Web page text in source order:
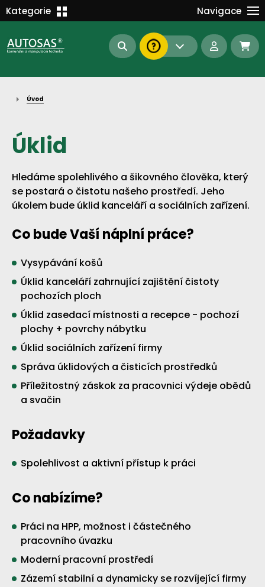
Kategorie
MANIPULAČNÍ TECHNIKA
BAGRY A MANIPULÁTORY
S-BAT ENERGY
náhradní díly
23112
stroje skladem
185 93
Navigace
Kontakt
Úvod
Úklid
Hledáme spolehlivého a šikovného člověka, který
se postará o čistotu našeho prostředí. Jeho
úkolem bude úklid kanceláří a sociálních zařízení.
Co bude Vaší náplní práce?
Vysypávání košů
Úklid kanceláří zahrnující zajištění čistoty
pochozích ploch
Úklid zasedací místnosti a recepce - pochozí
plochy + povrchy nábytku
Úklid sociálních zařízení firmy
Správa úklidových a čisticích prostředků
Příležitostný záskok za pracovnici výdeje obědů
a svačin
Požadavky
Spolehlivost a aktivní přístup k práci
Co nabízíme?
Práci na HPP, možnost i částečného
pracovního úvazku
Moderní pracovní prostředí
Zázemí stabilní a dynamicky se rozvíjející firmy